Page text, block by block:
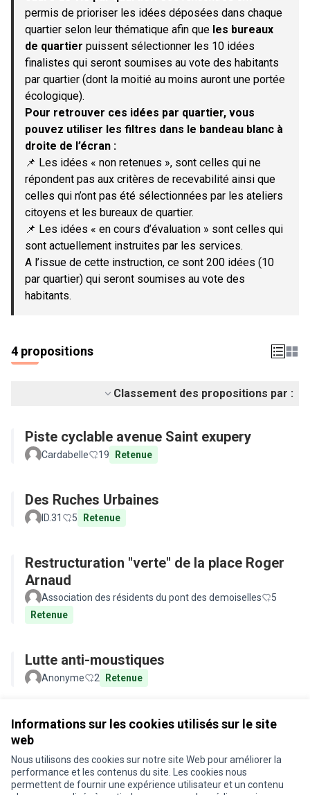
Informations sur les cookies utilisés sur le site
web
Nous utilisons des cookies sur notre site Web pour améliorer la
performance et les contenus du site. Les cookies nous
permettent de fournir une expérience utilisateur et un contenu
permis de prioriser les idées déposées dans chaque
quartier selon leur thématique afin que les bureaux
de quartier puissent sélectionner les 10 idées
finalistes qui seront soumises au vote des habitants
par quartier (dont la moitié au moins auront une portée
écologique).
Pour retrouver ces idées par quartier, vous
pouvez utiliser les filtres dans le bandeau blanc à
droite de l’écran :
📌 Les idées « non retenues », sont celles qui ne
répondent pas aux critères de recevabilité ainsi que
celles qui n’ont pas été sélectionnées par les ateliers
citoyens et les bureaux de quartier.
📌 Les idées « en cours d’évaluation » sont celles qui
sont actuellement instruites par les services.
A l’issue de cette instruction, ce sont 200 idées (10
par quartier) qui seront soumises au vote des
habitants.
4 propositions
Classement des propositions par :
Piste cyclable avenue Saint exupery
Cardabelle 19 Retenue
Des Ruches Urbaines
ID.31 5 Retenue
Restructuration "verte" de la place Roger
Arnaud
Association des résidents du pont des demoiselles
5
Retenue
Lutte anti-moustiques
Anonyme 2 Retenue
Conditions d'utilisation
Paramètres des cookies
Je participe ! sur X
Je participe ! sur Facebook
Je participe ! sur Instagram